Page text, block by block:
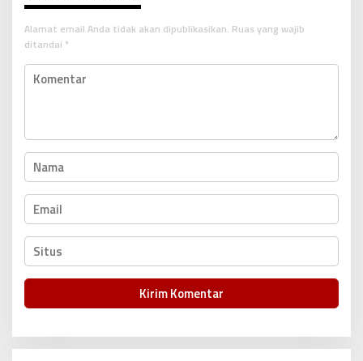
i
p
o
Alamat email Anda tidak akan dipublikasikan. Ruas yang wajib
ditandai *